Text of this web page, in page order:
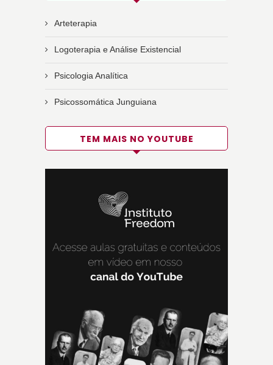
Arteterapia
Logoterapia e Análise Existencial
Psicologia Analítica
Psicossomática Junguiana
TEM MAIS NO YOUTUBE